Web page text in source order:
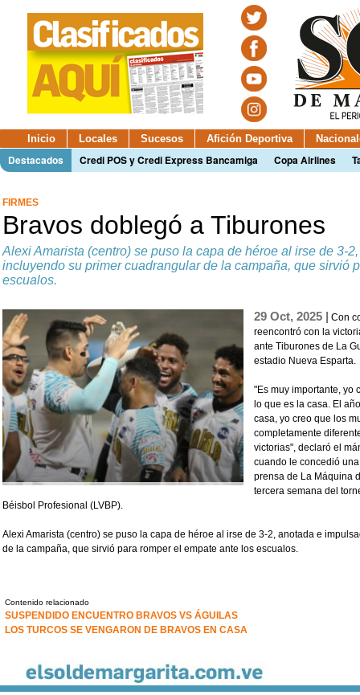
Inicio Locales Sucesos Afición Deportiva
Destacados Credi POS y Credi Express Bancamiga Copa Airlines
FIRMES
Bravos doblegó a Tiburones
Alexi Amarista (centro) se puso la capa de héroe al irse de 3-
incluyendo su primer cuadrangular de la campaña, que sirvió
escualos.
29 Oct, 2025 | Con
reencontró con la
ante Tiburones de La
estadio Nueva Esparta.
"Es muy importante, yo
lo que es la casa. El
casa, yo creo que los
completamente
victorias", declaró el
cuando le concedió
prensa de La Máquina
tercera semana del
Béisbol Profesional (LVBP).
Alexi Amarista (centro) se puso la capa de héroe al irse de 3-2, anotada e
de la campaña, que sirvió para romper el empate ante los escualos.
Contenido relacionado
SUSPENDIDO ENCUENTRO BRAVOS VS ÁGUILAS
LOS TURCOS SE VENGARON DE BRAVOS EN CASA